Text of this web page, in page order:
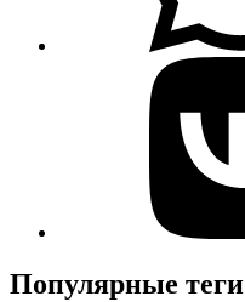
Популярные теги